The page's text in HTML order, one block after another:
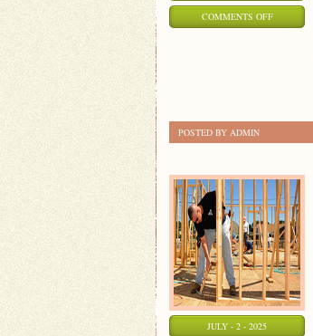
COMMENTS OFFON
POSTED BY ADMIN
JULY - 2 - 2025